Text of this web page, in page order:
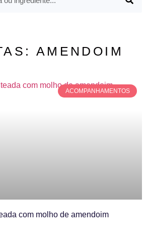
AMENDOIM
ACOMPANHAMENTOS
com molho de amendoim